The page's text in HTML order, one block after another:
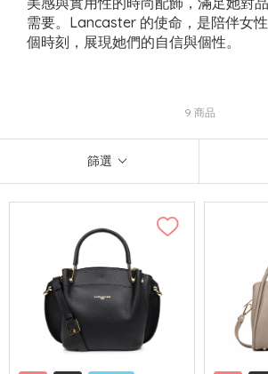
需要。Lancaster 的使命，是陪伴女
個時刻，展現她們的自信與個性。
9 商品
篩選